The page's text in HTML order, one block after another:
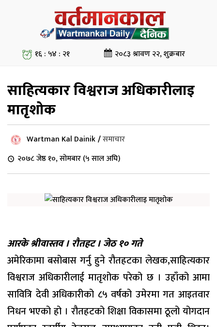
१६ : ५४ : २१ २०८३ श्रावण २२, शुक्रबार
साहित्यकार विश्वराज अधिकारीलाइ
मातृशोक
Wartman Kal Dainik/समाचार
२०७८ जेष्ठ १०, सोमबार (५ साल अघि)
आरके श्रीवास्तव । रौतहट । जेठ १० गते
अमेरिकामा बसोबास गर्नु हुने रौतहटका लेखक,साहित्यकार
विश्वराज अधिकारीलाई मातृशोक परेको छ । उहाँको आमा
सावित्रि देवी अधिकारीको ८५ वर्षको उमेरमा गत आइतवार
निधन भएको हो । रौतहटको शिक्षा विकासमा ठूलो योगदान